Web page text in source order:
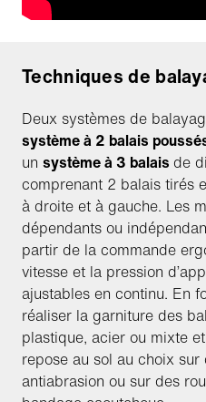
Techniques de
Deux systèmes de
système à 2 balais
un système à 3 balais de
comprenant 2 balais tirés
à droite et à gauche. Les
dépendants ou
partir de la commande
vitesse et la pression
ajustables en continu. En
réaliser la garniture des
plastique, acier ou mixte
repose au sol au choix
antiabrasion ou sur des